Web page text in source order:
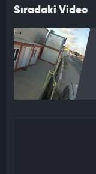
Sıradaki Video